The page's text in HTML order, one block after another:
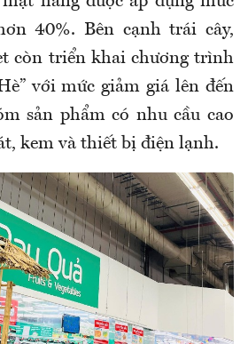
40%. Bên cạnh trái cây,
còn triển khai chương trình
với mức giảm giá lên đến
sản phẩm có nhu cầu cao
kem và thiết bị điện lạnh.